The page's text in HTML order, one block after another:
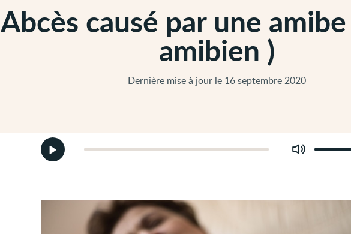
Abcès causé par une
amibien )
Dernière mise à jour le 16 septembre 2020
Démarrer
la
version
page
Modifier
volume